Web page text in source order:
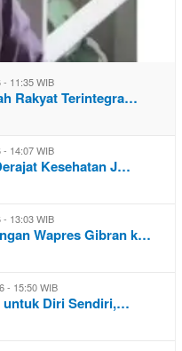
- 11:35 WIB
Rakyat Terintegra…
- 14:07 WIB
Kesehatan J…
- 13:03 WIB
Wapres Gibran k…
- 15:50 WIB
untuk Diri Sendiri,…